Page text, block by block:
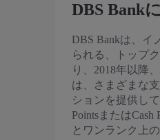
DBS Bank
DBS Bankは、イ
られる、トップ
り、2018年以降
は、さまざまな
ションを提供し
Pointsまたは
とワンランク上